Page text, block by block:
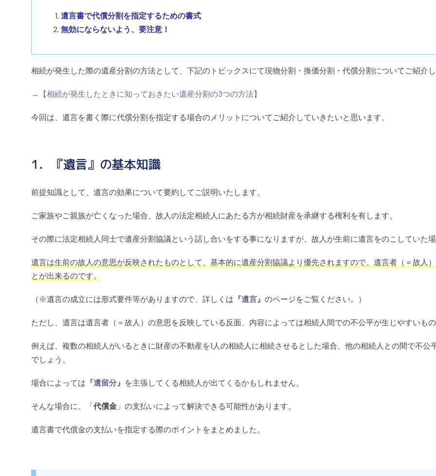
遺言書で代償分割を指定するための書式
無効にならないよう、要注意！
相続が発生した際の遺産分割の方法として、下記のトピックスにて現物分割・換価分割・代償分割についてご紹介
→【相続が発生したときに知っておきたい遺産分割の3つの方法】
今回は、遺言を書く際に代償分割を指定する場合のメリットについてご紹介していきたいと思います。
1．『遺言』の基本知識
前提知識として、遺言の効果について要約してご説明いたします。
ご家族やご親族が亡くなった場合、故人の法定相続人にあたる方が相続財産を承継する権利を有します。
その際に法定相続人同士で遺産分割協議という話し合いをする事になりますが、故人が生前に遺言をのこしていた
遺言は生前の故人の意思が反映されたものとして、基本的に遺産分割協議より優先されますので、遺言者（＝故人
とが出来るのです。
（※遺言の成立には形式要件等がありますので、詳しくは 『遺言』 のページをご覧ください。）
ただし、遺言は遺言者（＝故人）の意思を反映している反面、内容によっては相続人間での不公平が生じやすいも
例えば、複数の相続人がいるときに財産の不動産を1人の相続人に相続させるとした場合、他の相続人との間で不
でしょう。
場合によっては 『遺留分』 を主張してくる相続人が出てくるかもしれません。
そんな場合に、「代償金」の支払いによって解決できる可能性があります。
遺言書で代償金の支払いを指定する際のポイントをまとめました。